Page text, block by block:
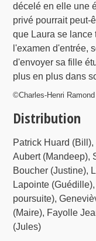
décelé en elle une
privé pourrait peut-
que Laura se lance
l'examen d'entrée,
d'envoyer sa fille
plus en plus dans
©Charles-Henri Ramond
Distribution
Patrick Huard
Aubert (Mandeep),
Boucher (Justine),
Lapointe
poursuite),
(Maire), Fayolle
(Jules)